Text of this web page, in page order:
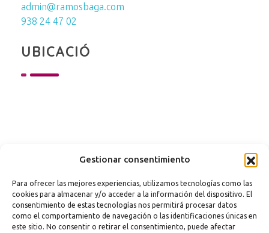
Gestionar consentimiento
Para ofrecer las mejores experiencias, utilizamos tecnologías como las
cookies para almacenar y/o acceder a la información del dispositivo. El
consentimiento de estas tecnologías nos permitirá procesar datos
como el comportamiento de navegación o las identificaciones únicas en
este sitio. No consentir o retirar el consentimiento, puede afectar
admin@ramosbaga.com
938 24 47 02
UBICACIÓ